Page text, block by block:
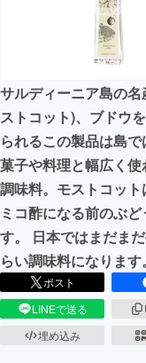
ビジネス
まちづく
CAMPFIRE
CAMPFIRE
サルディーニア島の
ストコット)、ブドウ
られるこの製品は島
菓子や料理と幅広く使
調味料。モストコッ
ミコ酢になる前のぶ
す。 日本ではまだま
らい調味料になります。
ポスト
LINEで送る
埋め込み